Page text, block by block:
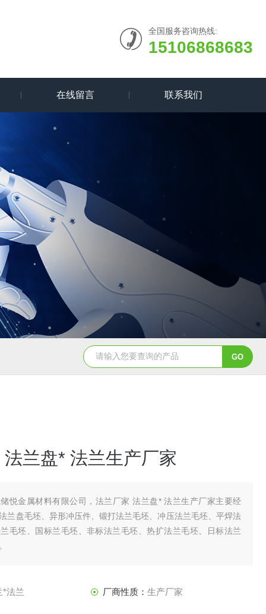
全国服务咨询热线:
15106868683
在线留言 联系我们
兰盘* 法兰生产厂家
悦金属材料有限公司，法兰厂家 法兰盘* 法兰生产厂家主要经
兰盘毛坯、异形冲压件、锻打法兰毛坯、冲压法兰毛坯、平焊法
毛坯、国标兰毛坯、非标法兰毛坯、热扩法兰毛坯、日标法兰
*法兰 厂商性质： 生产厂家